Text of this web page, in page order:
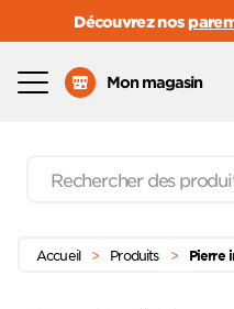
Découvrez nos
Mon magasin
contenu
Menu
Accueil > Produits > Pierre